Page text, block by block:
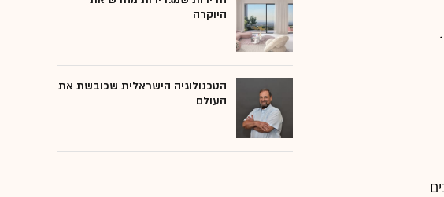
היוקרה
הטכנולוגיה הישראלית שכובשת את
העולם